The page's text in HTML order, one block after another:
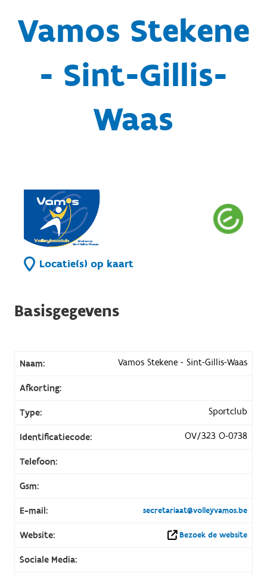
Vamos Stekene
- Sint-Gillis-
Waas
Locatie(s) op kaart
Basisgegevens
Naam: Vamos Stekene - Sint-Gillis-Waas
Afkorting:
Type: Sportclub
Identificatiecode: OV/323 O-0738
Telefoon:
Gsm:
E-mail: secretariaat@volleyvamos.be
Website: Bezoek de website
Sociale Media: